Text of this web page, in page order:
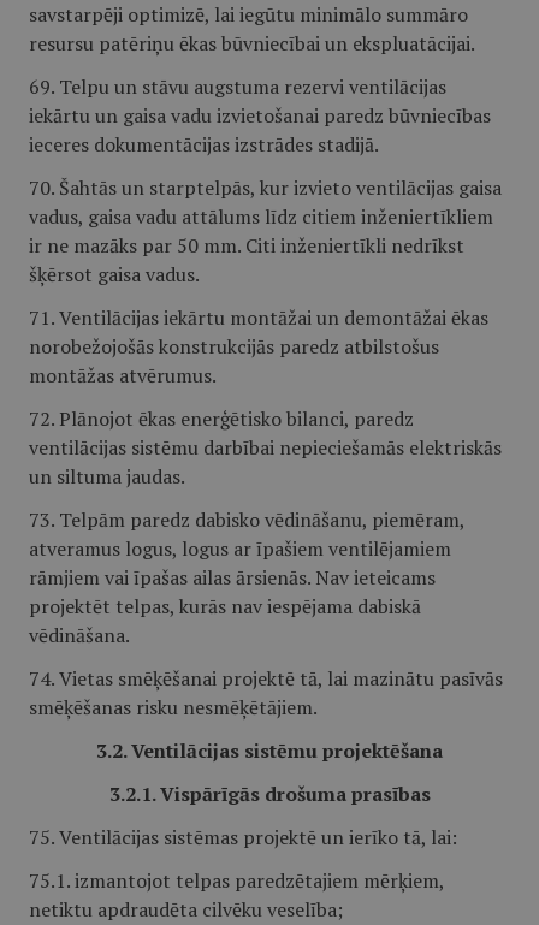
savstarpēji optimizē, lai iegūtu minimālo summāro
resursu patēriņu ēkas būvniecībai un ekspluatācijai.
69. Telpu un stāvu augstuma rezervi ventilācijas
iekārtu un gaisa vadu izvietošanai paredz būvniecības
ieceres dokumentācijas izstrādes stadijā.
70. Šahtās un starptelpās, kur izvieto ventilācijas gaisa
vadus, gaisa vadu attālums līdz citiem inženiertīkliem
ir ne mazāks par 50 mm. Citi inženiertīkli nedrīkst
šķērsot gaisa vadus.
71. Ventilācijas iekārtu montāžai un demontāžai ēkas
norobežojošās konstrukcijās paredz atbilstošus
montāžas atvērumus.
72. Plānojot ēkas enerģētisko bilanci, paredz
ventilācijas sistēmu darbībai nepieciešamās elektriskās
un siltuma jaudas.
73. Telpām paredz dabisko vēdināšanu, piemēram,
atveramus logus, logus ar īpašiem ventilējamiem
rāmjiem vai īpašas ailas ārsienās. Nav ieteicams
projektēt telpas, kurās nav iespējama dabiskā
vēdināšana.
74. Vietas smēķēšanai projektē tā, lai mazinātu pasīvās
smēķēšanas risku nesmēķētājiem.
3.2. Ventilācijas sistēmu projektēšana
3.2.1. Vispārīgās drošuma prasības
75. Ventilācijas sistēmas projektē un ierīko tā, lai:
75.1. izmantojot telpas paredzētajiem mērķiem,
netiktu apdraudēta cilvēku veselība;